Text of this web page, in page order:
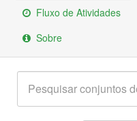
Fluxo de Atividades
Sobre